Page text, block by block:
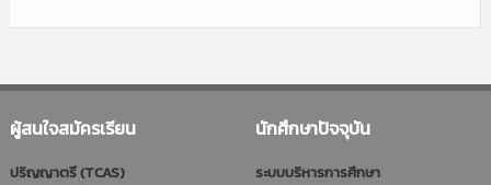
ผู้สนใจสมัครเรียน
ปริญญาตรี (TCAS)
นักศึกษาปัจจุบัน
ระบบบริหารการศึกษา